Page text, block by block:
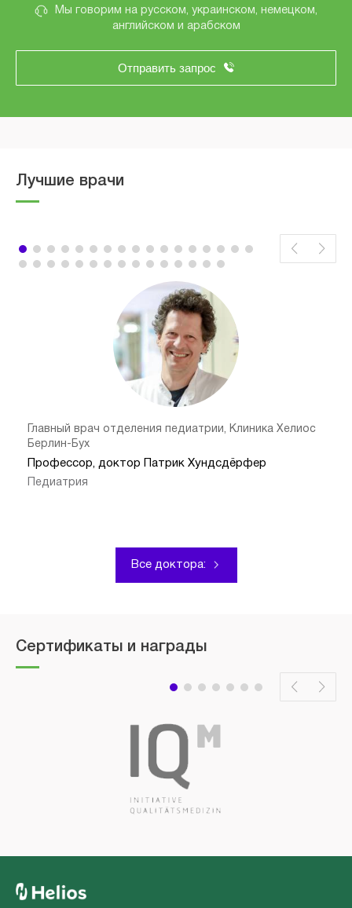
Мы говорим на русском, украинском, немецком,
английском и арабском
Отправить запрос
Лучшие врачи
Главный врач отделения педиатрии, Клиника Хелиос
Берлин-Бух
Профессор, доктор Патрик Хундсдёрфер
Педиатрия
Все доктора:
Сертификаты и награды